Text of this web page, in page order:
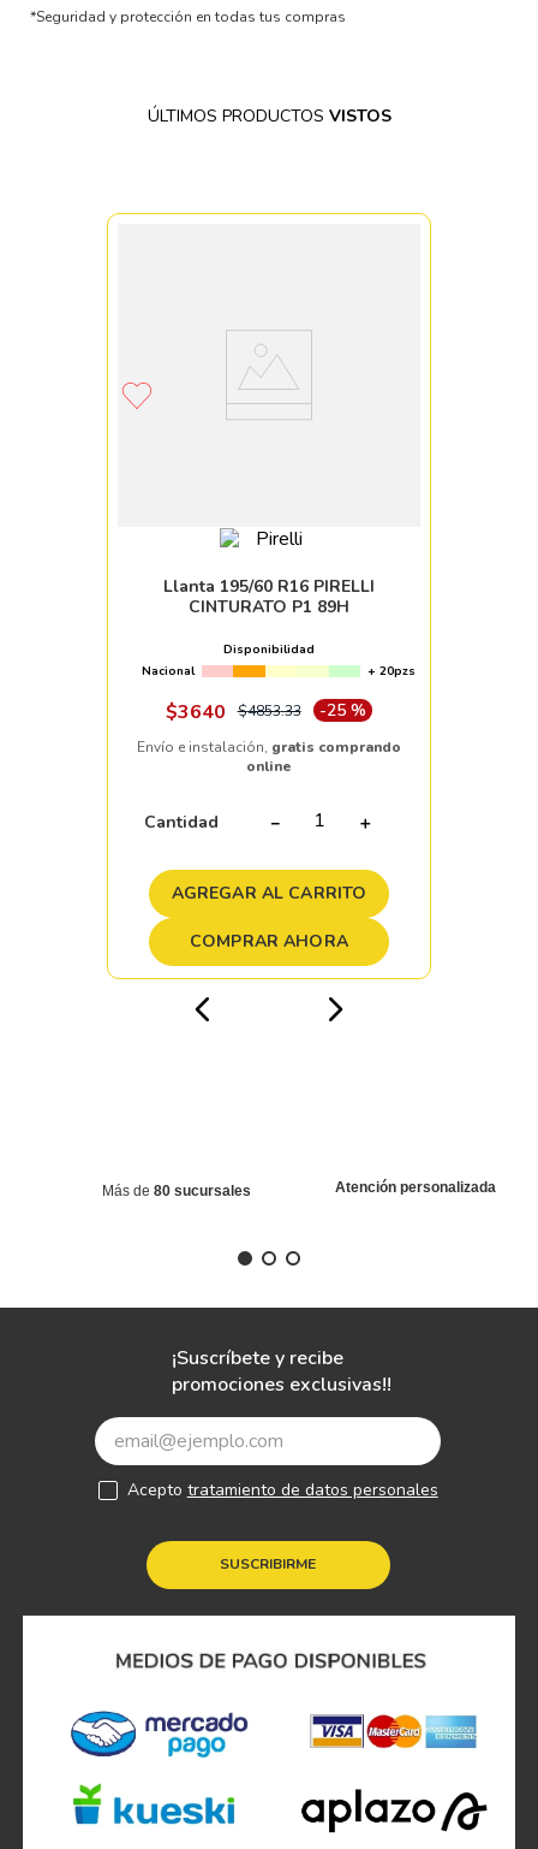
*Seguridad y protección en todas tus compras
ÚLTIMOS PRODUCTOS VISTOS
Llanta 195/60 R16 PIRELLI
CINTURATO P1 89H
Disponibilidad
Nacional
+ 20pzs
$3640 $4853.33 -25 %
Envío e instalación, gratis comprando
online
Cantidad ＋
－
AGREGAR AL CARRITO
COMPRAR AHORA
Más de 80 sucursales Atención personalizada
¡Suscríbete y recibe
promociones exclusivas!!
SUSCRIBIRME
Acepto tratamiento de datos personales